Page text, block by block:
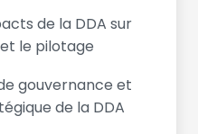
de la DDA sur
le pilotage
gouvernance et
de la DDA